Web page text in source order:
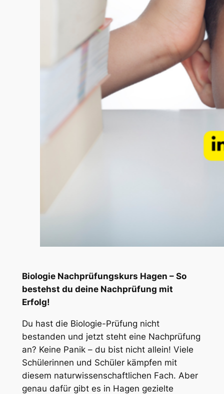
Biologie Nachprüfungskurs Hagen – So
bestehst du deine Nachprüfung mit
Erfolg!
Du hast die Biologie-Prüfung nicht
bestanden und jetzt steht eine Nachprüfung
an? Keine Panik – du bist nicht allein! Viele
Schülerinnen und Schüler kämpfen mit
diesem naturwissenschaftlichen Fach. Aber
genau dafür gibt es in Hagen gezielte